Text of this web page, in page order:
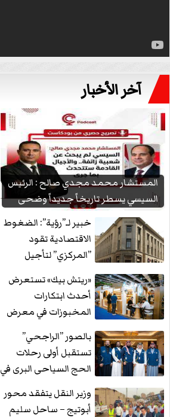
آخر الأخبار
المستشار محمد مجدي صالح : الرئيس
السيسي يسطر تاريخاً جديداً وضحى
بشعبيته...
خبير لـ”رؤية”: الضغوط
الاقتصادية تقود
”المركزي” لتأجيل
«ريتش بيك» تستعرض
أحدث ابتكارات
المخبوزات في معرض
منتجات...
بالصور ”الراجحي”
تستقبل أولى رحلات
الحج السياحى البرى في
وزير النقل يتفقد محور
أبوتيج – ساحل سليم